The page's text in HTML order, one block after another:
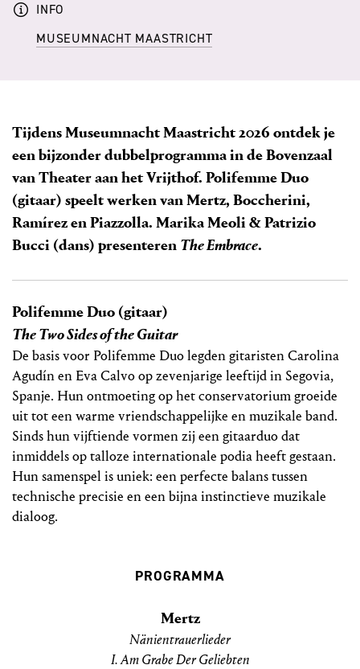
Tijdens Museumnacht Maastricht 2026 ontdek je
een bijzonder dubbelprogramma in de Bovenzaal
van Theater aan het Vrijthof. Polifemme Duo
(gitaar) speelt werken van Mertz, Boccherini,
Ramírez en Piazzolla. Marika Meoli & Patrizio
Bucci (dans) presenteren The Embrace.
Polifemme Duo (gitaar)
The Two Sides of the Guitar
De basis voor Polifemme Duo legden gitaristen Carolina
Agudín en Eva Calvo op zevenjarige leeftijd in Segovia,
Spanje. Hun ontmoeting op het conservatorium groeide
uit tot een warme vriendschappelijke en muzikale band.
Sinds hun vijftiende vormen zij een gitaarduo dat
inmiddels op talloze internationale podia heeft gestaan.
Hun samenspel is uniek: een perfecte balans tussen
technische precisie en een bijna instinctieve muzikale
dialoog.
PROGRAMMA
Mertz
Nänientrauerlieder
I. Am Grabe Der Geliebten
INFO
MUSEUMNACHT MAASTRICHT